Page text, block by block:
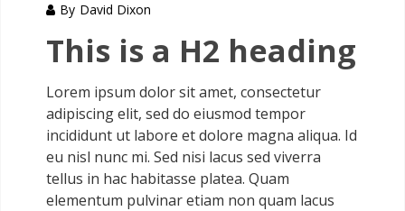
By David Dixon
This is a H2 heading
Lorem ipsum dolor sit amet, consectetur
adipiscing elit, sed do eiusmod tempor
incididunt ut labore et dolore magna aliqua. Id
eu nisl nunc mi. Sed nisi lacus sed viverra
tellus in hac habitasse platea. Quam
elementum pulvinar etiam non quam lacus